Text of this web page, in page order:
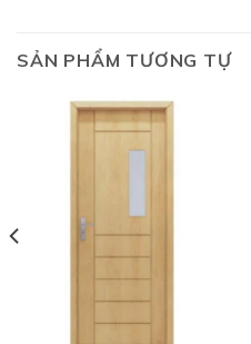
SẢN PHẨM TƯƠNG TỰ